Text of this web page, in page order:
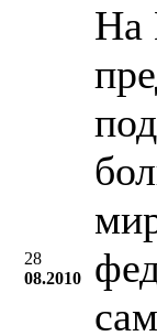
28
08.2010
На